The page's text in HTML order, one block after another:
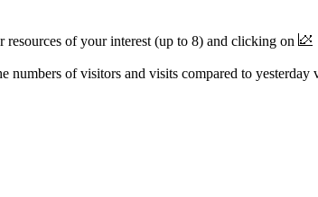
resources of your interest (up to 8) and clicking on
of visitors and visits compared to yesterday